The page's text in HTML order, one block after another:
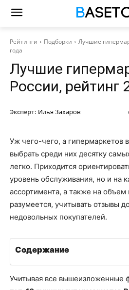
Рейтинги Подборки
Лучшие
года
Лучшие
России, рейтинг
Эксперт: Илья Захаров
Уж чего-чего, а гипермаркетов
выбрать среди них десятку
легко. Приходится
уровень обслуживания, но и на
ассортимента, а также на объем
разумеется, учитывать отзывы
недовольных покупателей.
Содержание
Учитывая все вышеизложенные